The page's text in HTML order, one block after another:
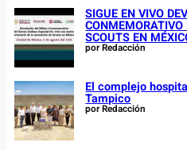
SIGUE EN VIVO
CONMEMORATIVO
SCOUTS EN
por Redacción
El complejo
Tampico
por Redacción